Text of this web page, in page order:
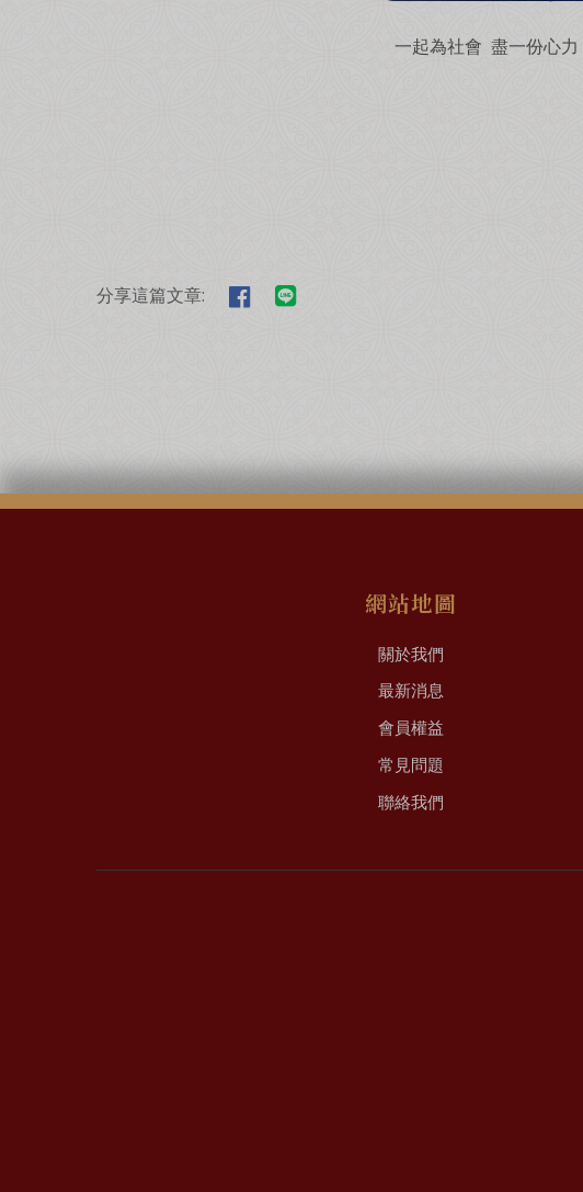
一起為社會 盡一份心力
分享這篇文章:
網站地圖
關於我們
最新消息
會員權益
常見問題
聯絡我們